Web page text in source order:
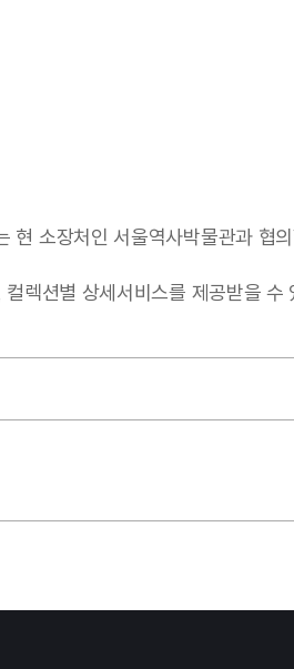
현 소장처인 서울역사박물관과 협
컬렉션별 상세서비스를 제공받